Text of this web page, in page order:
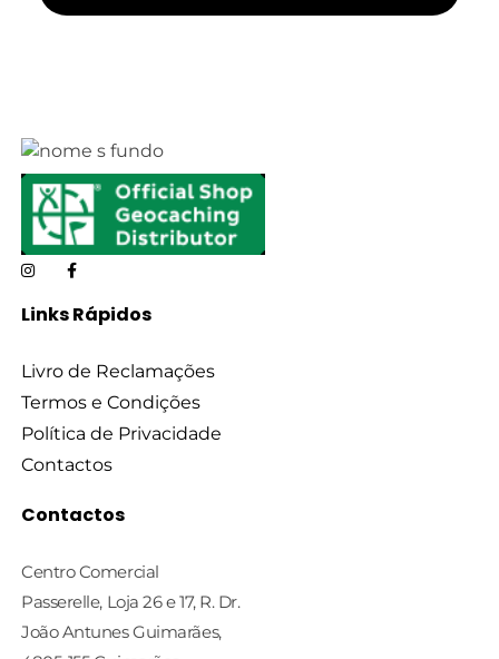
Links Rápidos
Livro de Reclamações
Termos e Condições
Política de Privacidade
Contactos
Contactos
Centro Comercial
Passerelle, Loja 26 e 17, R. Dr.
João Antunes Guimarães,